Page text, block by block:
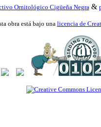
Ornitológico Cigüeña Negra &
obra está bajo una licencia de